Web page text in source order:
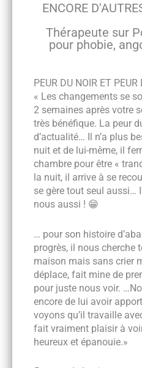
ENCORE
Thérapeute sur
pour phobie,
PEUR DU NOIR ET
« Les changements se
2 semaines après votre
très bénéfique. La peur
d’actualité… Il n’a plus
nuit et de lui-même, il
chambre pour être «
la nuit, il arrive à se
se gère tout seul aussi…
nous aussi ! 😁
… pour son histoire
progrès, il nous cherche
maison mais sans crier
déplace, fait mine de
pour juste nous voir.
encore de lui avoir
voyons qu’il travaille
fait vraiment plaisir à
heureux et épanouie.»